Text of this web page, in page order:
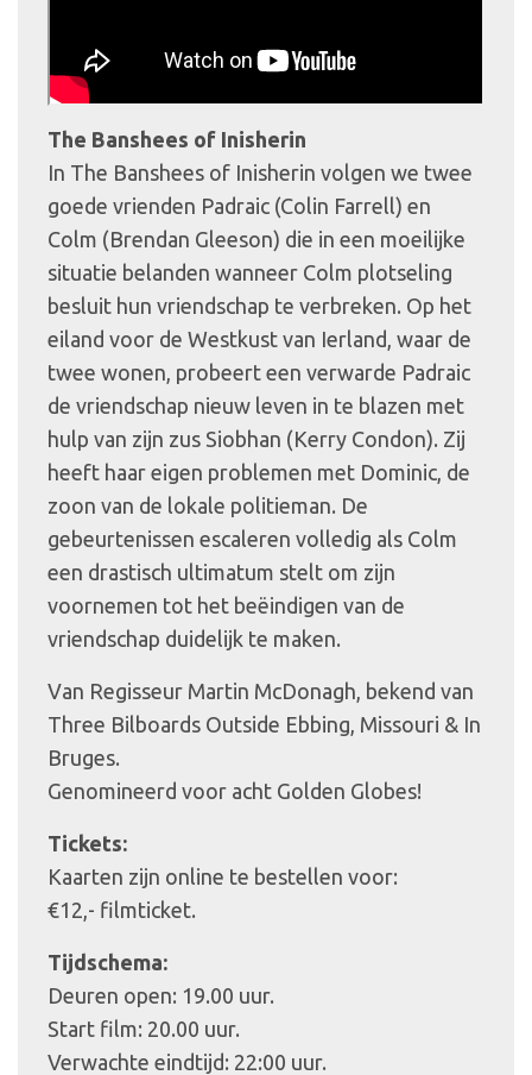
The Banshees of Inisherin
In The Banshees of Inisherin volgen we twee
goede vrienden Padraic (Colin Farrell) en
Colm (Brendan Gleeson) die in een moeilijke
situatie belanden wanneer Colm plotseling
besluit hun vriendschap te verbreken. Op het
eiland voor de Westkust van Ierland, waar de
twee wonen, probeert een verwarde Padraic
de vriendschap nieuw leven in te blazen met
hulp van zijn zus Siobhan (Kerry Condon). Zij
heeft haar eigen problemen met Dominic, de
zoon van de lokale politieman. De
gebeurtenissen escaleren volledig als Colm
een drastisch ultimatum stelt om zijn
voornemen tot het beëindigen van de
vriendschap duidelijk te maken.
Van Regisseur Martin McDonagh, bekend van
Three Bilboards Outside Ebbing, Missouri & In
Bruges.
Genomineerd voor acht Golden Globes!
Tickets:
Kaarten zijn online te bestellen voor:
€12,- filmticket.
Tijdschema:
Deuren open: 19.00 uur.
Start film: 20.00 uur.
Verwachte eindtijd: 22:00 uur.